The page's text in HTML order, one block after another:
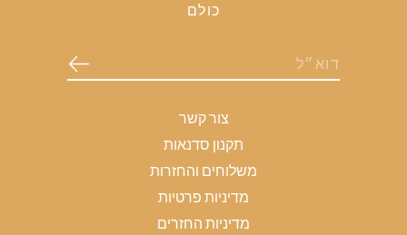
כולם
צור קשר
תקנון סדנאות
משלוחים והחזרות
מדיניות פרטיות
מדיניות החזרים